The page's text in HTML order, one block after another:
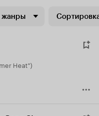
жанры
Heat")